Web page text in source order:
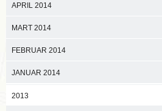
APRIL 2014
MART 2014
FEBRUAR 2014
JANUAR 2014
2013